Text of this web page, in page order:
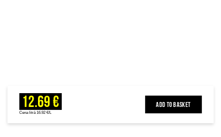
12.69 €
Cena litrā 16.92 €/L
ADD TO BASKET